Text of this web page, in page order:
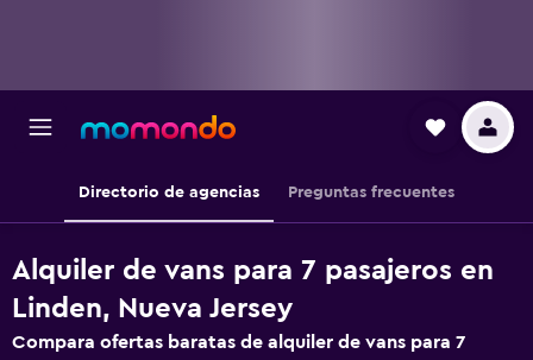
Directorio de agencias Preguntas frecuentes
Alquiler de vans para 7 pasajeros en
Linden, Nueva Jersey
Compara ofertas baratas de alquiler de vans para 7